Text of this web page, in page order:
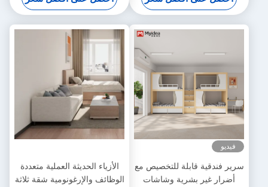
فيديو
سرير فندقية قابلة للتخصيص مع
أضرار غير بشرية وشاشات
الأزياء الحديثة العملية متعددة
الوظائف والإرغونومية شقة ثلاثة